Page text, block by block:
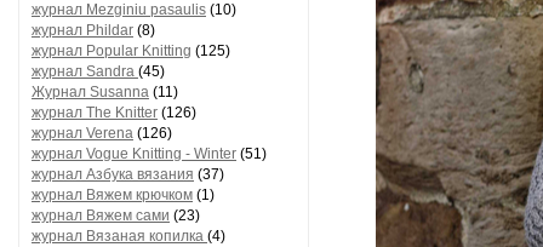
журнал Mezginiu pasaulis (10)
журнал Phildar (8)
журнал Popular Knitting (125)
журнал Sandra (45)
Журнал Susanna (11)
журнал The Knitter (126)
журнал Verena (126)
журнал Vogue Knitting - Winter (51)
журнал Азбука вязания (37)
журнал Вяжем крючком (1)
журнал Вяжем сами (23)
журнал Вязаная копилка (4)